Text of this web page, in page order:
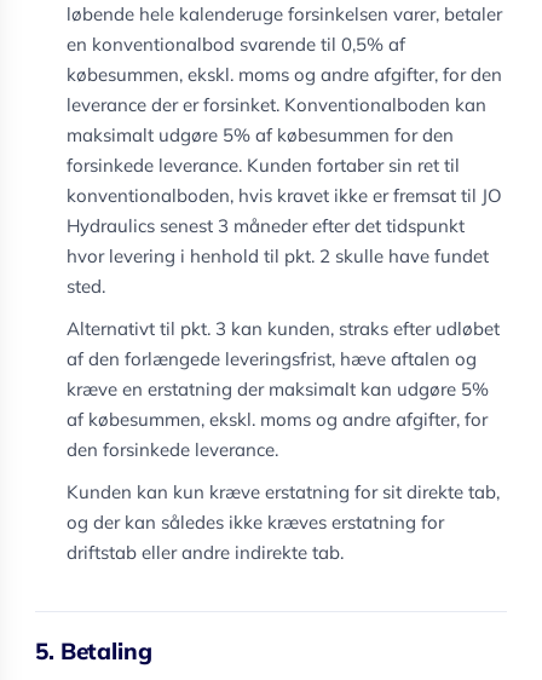
løbende hele kalenderuge forsinkelsen varer, betaler
en konventionalbod svarende til 0,5% af
købesummen, ekskl. moms og andre afgifter, for den
leverance der er forsinket. Konventionalboden kan
maksimalt udgøre 5% af købesummen for den
forsinkede leverance. Kunden fortaber sin ret til
konventionalboden, hvis kravet ikke er fremsat til JO
Hydraulics senest 3 måneder efter det tidspunkt
hvor levering i henhold til pkt. 2 skulle have fundet
sted.
Alternativt til pkt. 3 kan kunden, straks efter udløbet
af den forlængede leveringsfrist, hæve aftalen og
kræve en erstatning der maksimalt kan udgøre 5%
af købesummen, ekskl. moms og andre afgifter, for
den forsinkede leverance.
Kunden kan kun kræve erstatning for sit direkte tab,
og der kan således ikke kræves erstatning for
driftstab eller andre indirekte tab.
5. Betaling